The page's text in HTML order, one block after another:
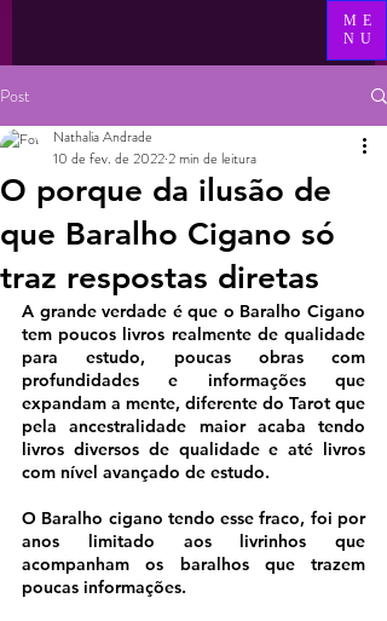
ME
NU
Post
O porque da ilusão de
que Baralho Cigano só
traz respostas diretas
Nathalia Andrade
10 de fev. de 20222 min de leitura
A grande verdade é que o Baralho Cigano
tem poucos livros realmente de qualidade
para estudo, poucas obras com
profundidades e informações que
expandam a mente, diferente do Tarot que
pela ancestralidade maior acaba tendo
livros diversos de qualidade e até livros
com nível avançado de estudo.
O Baralho cigano tendo esse fraco, foi por
anos limitado aos livrinhos que
acompanham os baralhos que trazem
poucas informações.